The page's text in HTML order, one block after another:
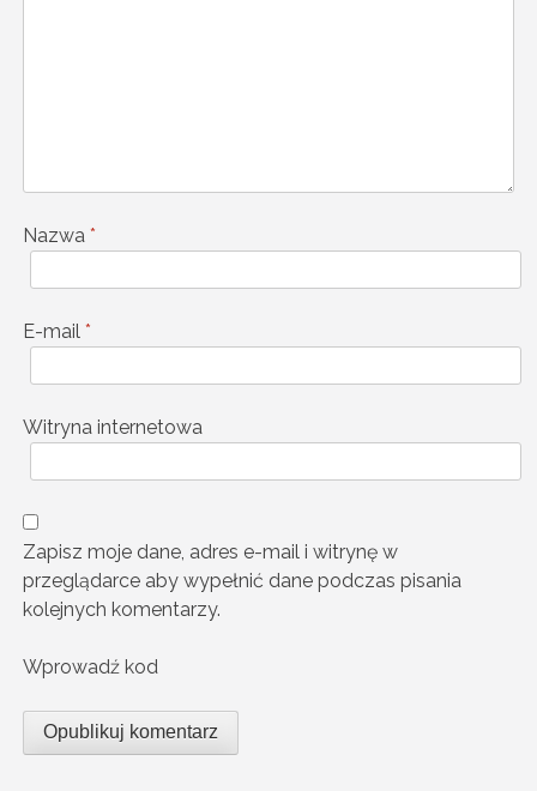
Nazwa *
E-mail *
Witryna internetowa
Zapisz moje dane, adres e-mail i witrynę w
przeglądarce aby wypełnić dane podczas pisania
kolejnych komentarzy.
Wprowadź kod